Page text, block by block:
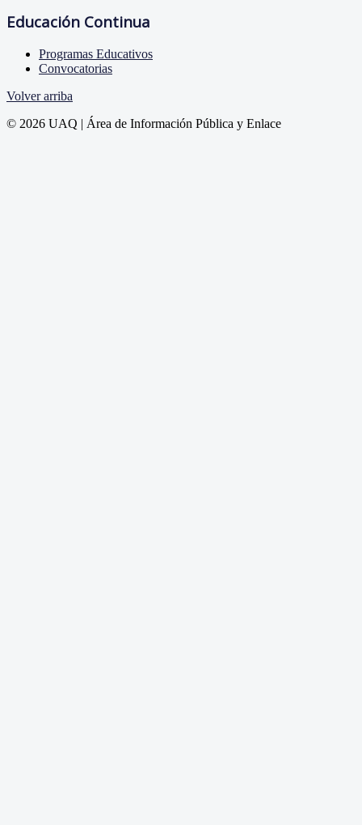
Educación Continua
Programas Educativos
Convocatorias
Volver arriba
© 2026 UAQ | Área de Información Pública y Enlace